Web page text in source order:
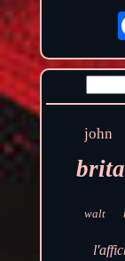
john
walt